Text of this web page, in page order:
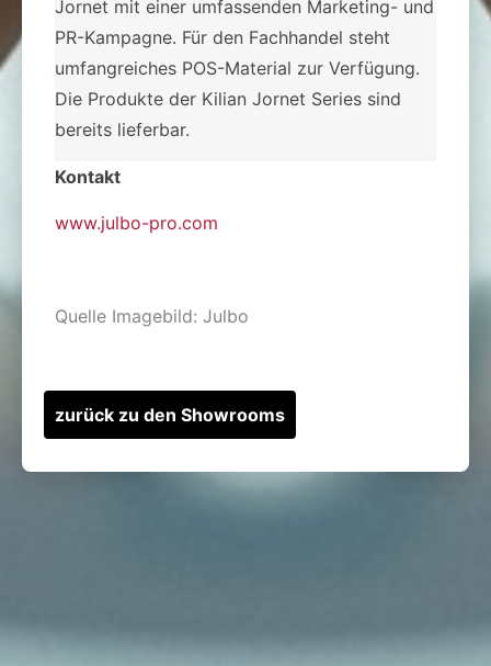
Jornet mit einer umfassenden Marketing- und
PR-Kampagne. Für den Fachhandel steht
umfangreiches POS-Material zur Verfügung.
Die Produkte der Kilian Jornet Series sind
bereits lieferbar.
Kontakt
www.julbo-pro.com
Quelle Imagebild: Julbo
zurück zu den Showrooms